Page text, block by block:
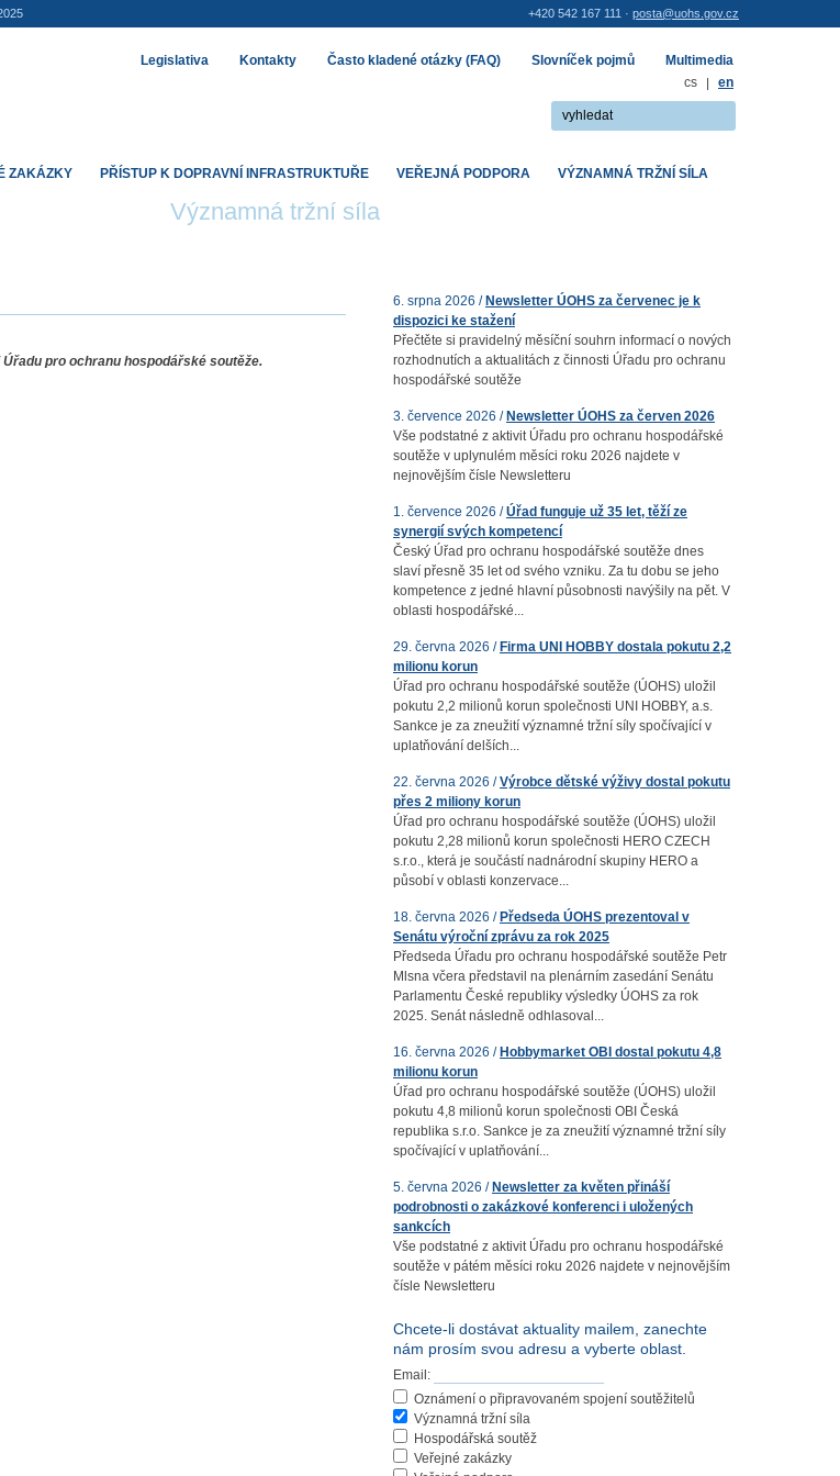
Významná tržní síla
pro ochranu hospodářské soutěže.
6. srpna 2026 / Newsletter ÚOHS za červenec je k
dispozici ke stažení
Přečtěte si pravidelný měsíční souhrn informací o nových
rozhodnutích a aktualitách z činnosti Úřadu pro ochranu
hospodářské soutěže
3. července 2026 / Newsletter ÚOHS za červen 2026
Vše podstatné z aktivit Úřadu pro ochranu hospodářské
soutěže v uplynulém měsíci roku 2026 najdete v
nejnovějším čísle Newsletteru
1. července 2026 /Úřad funguje už 35 let, těží ze
synergií svých kompetencí
Český Úřad pro ochranu hospodářské soutěže dnes
slaví přesně 35 let od svého vzniku. Za tu dobu se jeho
kompetence z jedné hlavní působnosti navýšily na pět. V
oblasti hospodářské...
29. června 2026 / Firma UNI HOBBY dostala pokutu 2,2
milionu korun
Úřad pro ochranu hospodářské soutěže (ÚOHS) uložil
pokutu 2,2 milionů korun společnosti UNI HOBBY, a.s.
Sankce je za zneužití významné tržní síly spočívající v
uplatňování delších...
22. června 2026 /Výrobce dětské výživy dostal pokutu
přes 2 miliony korun
Úřad pro ochranu hospodářské soutěže (ÚOHS) uložil
pokutu 2,28 milionů korun společnosti HERO CZECH
s.r.o., která je součástí nadnárodní skupiny HERO a
působí v oblasti konzervace...
18. června 2026 / Předseda ÚOHS prezentoval v
Senátu výroční zprávu za rok 2025
Předseda Úřadu pro ochranu hospodářské soutěže Petr
Mlsna včera představil na plenárním zasedání Senátu
Parlamentu České republiky výsledky ÚOHS za rok
2025. Senát následně odhlasoval...
16. června 2026 / Hobbymarket OBI dostal pokutu 4,8
milionu korun
Úřad pro ochranu hospodářské soutěže (ÚOHS) uložil
pokutu 4,8 milionů korun společnosti OBI Česká
republika s.r.o. Sankce je za zneužití významné tržní síly
spočívající v uplatňování...
5. června 2026 / Newsletter za květen přináší
podrobnosti o zakázkové konferenci i uložených
sankcích
Vše podstatné z aktivit Úřadu pro ochranu hospodářské
soutěže v pátém měsíci roku 2026 najdete v nejnovějším
čísle Newsletteru
Chcete-li dostávat aktuality mailem, zanechte
nám prosím svou adresu a vyberte oblast.
Email:
Oznámení o připravovaném spojení soutěžitelů
Významná tržní síla
Hospodářská soutěž
Veřejné zakázky
ZAKÁZKY PŘÍSTUP K DOPRAVNÍ INFRASTRUKTUŘE VEŘEJNÁ PODPORA VÝZNAMNÁ TRŽNÍ SÍLA
Legislativa Kontakty Často kladené otázky (FAQ) Slovníček pojmů
Multimedia
cs
| en
+420 542 167 111 · posta@uohs.gov.cz